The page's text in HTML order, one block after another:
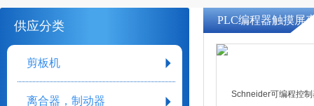
供应分类
剪板机
离合器，制动器
PLC编程器触摸屏